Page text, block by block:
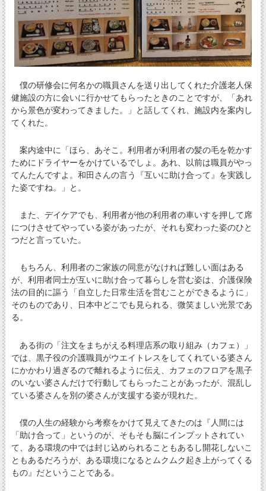
僕の研修会に何名かの職員さんを送り出してくれた介護老人保
健施設の方に会いに行かせてもらったときのことですが、「あれ
から景色が変わってきました。」と話してくれ、施設内を案内し
てくれた。
案内途中に「ほら、あそこ。利用者が利用者の髪の毛を乾かす
ためにドライヤーをかけているでしょ。あれ、以前は職員がやっ
てんたんですよ。和田さんの言う『互いに助け合って』を実践し
た姿ですね。」と。
また、デイケアでも、利用者が他の利用者の車いすを押して席
につけさせてやっている姿があったが、それも変わった姿のひと
つだと言っていた。
もちろん、利用者のご家族の同意がなければ難しい面はある
が、利用者同士が互いに助け合って暮らしを営む姿は、介護保険
法の目的に謳う「自立した日常生活を営むことができるように」
そのものであり、日本中どこでも見られる、微笑ましい光景であ
る。
ある街の「注文をまちがえる料理店系の取り組み（カフェ）」
では、黒子役の介護職員がウエイトレスをしてくれている婆さん
にかかわり過ぎるので離れるように伝え、カフェのフロアを黒子
のいない婆さんだけで行動してもらったことがあったが、混乱し
ている婆さんを別の婆さんが支援する姿が現れた。
僕の人生の経験から考察をかけて見えてきたのは『人間には
「助け合って」というのが、そもそも脳にインプットされてい
て、ある環境の中では封じ込められることもあるし開花しないこ
ともあるだろうが、ある環境になるとムクムク起き上がってくる
もの』だということである。